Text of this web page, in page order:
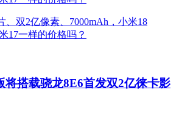
将搭载骁龙8E6首发双2亿徕卡影